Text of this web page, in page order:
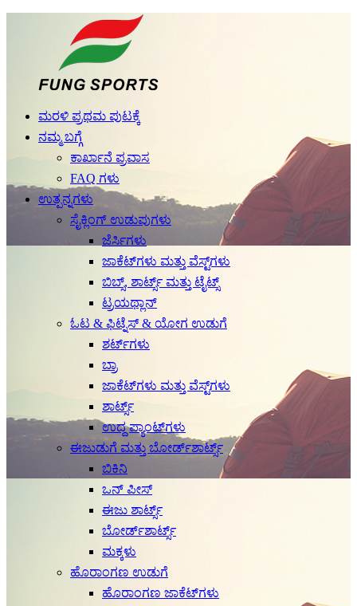
ಮರಳಿ ಪ್ರಥಮ ಪುಟಕ್ಕೆ
ನಮ್ಮ ಬಗ್ಗೆ
ಕಾರ್ಖಾನೆ ಪ್ರವಾಸ
FAQ ಗಳು
ಉತ್ಪನ್ನಗಳು
ಸೈಕ್ಲಿಂಗ್ ಉಡುಪುಗಳು
ಜೆರ್ಸಿಗಳು
ಜಾಕೆಟ್‌ಗಳು ಮತ್ತು ವೆಸ್ಟ್‌ಗಳು
ಬಿಬ್ಸ್, ಶಾರ್ಟ್ಸ್ ಮತ್ತು ಟೈಟ್ಸ್
ಟ್ರಯಥ್ಲಾನ್
ಓಟ & ಫಿಟ್ನೆಸ್ & ಯೋಗ ಉಡುಗೆ
ಶರ್ಟ್‌ಗಳು
ಬ್ರಾ
ಜಾಕೆಟ್‌ಗಳು ಮತ್ತು ವೆಸ್ಟ್‌ಗಳು
ಶಾರ್ಟ್ಸ್
ಉದ್ದ ಪ್ಯಾಂಟ್‌ಗಳು
ಈಜುಡುಗೆ ಮತ್ತು ಬೋರ್ಡ್‌ಶಾರ್ಟ್ಸ್
ಬಿಕಿನಿ
ಒನ್ ಪೀಸ್
ಈಜು ಶಾರ್ಟ್ಸ್
ಬೋರ್ಡ್‌ಶಾರ್ಟ್ಸ್
ಮಕ್ಕಳು
ಹೊರಾಂಗಣ ಉಡುಗೆ
ಹೊರಾಂಗಣ ಜಾಕೆಟ್‌ಗಳು